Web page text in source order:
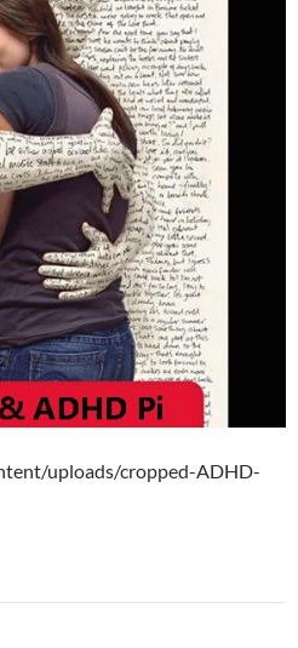
uploads/cropped-ADHD-